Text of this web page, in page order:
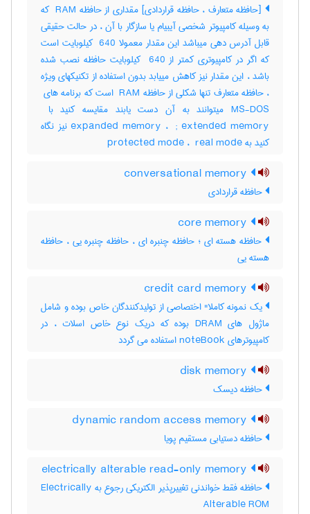
[حافظه متعارف ، حافظه قراردادی] مقداری از حافظه ‎ RAM که
به وسیله کامپیوتر شخصی آیبیام یا سازگار با آن ، در حالت حقیقی
قابل آدرس دهی میباشد این مقدار معمولا ‎ 640 کیلوبایت است
که اگر در کامپیوتری کمتر از ‎ 640 کیلوبایت حافظه نصب شده
باشد ، این مقدار نیز کاهش مییابد بدون استفاده از تکنیکهای ویژه
expanded memory ، ‎ ; extended memory نیز نگاه
کنید به ‎ protected mode ، ‎ real mode
حافظه قراردادی
حافظه هسته ای ؛ حافظه چنبره ای ، حافظه چنبره یی ، حافظه
هسته یی
یک نمونه کاملا" اختصاصی از تولیدکنندگان خاص بوده و شامل
ماژول های DRAM بوده که دریک نوع خاص اسلات ، در
کامپیوترهای noteBook استفاده می گردد
حافظه دیسک
حافظه دستیابی مستقیم پویا
حافظه فقط خواندنی تغییرپذیر الکتریکی رجوع به Electrically
Alterable ROM